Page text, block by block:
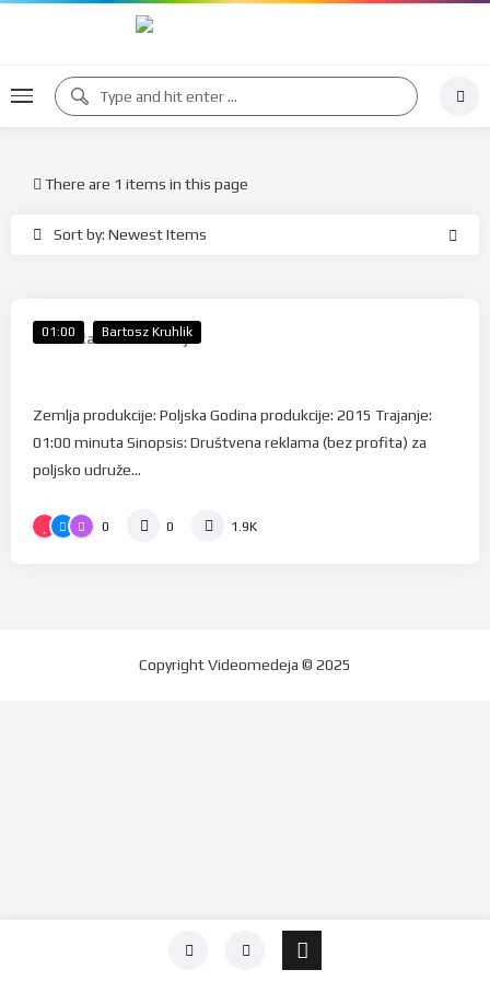
Sort by: Newest Items
There are 1 items in this page
01:00 Bartosz Kruhlik
Takmičarska Selekcija
Zemlja produkcije: Poljska Godina produkcije: 2015 Trajanje:
01:00 minuta Sinopsis: Društvena reklama (bez profita) za
poljsko udruže...
0 0 1.9K
CopyrightVideomedeja © 2025